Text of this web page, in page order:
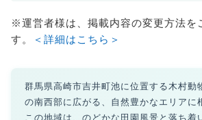
※運営者様は、掲載内容の変更方法を
す。
＜詳細はこちら＞
群馬県高崎市吉井町池に位置する木村動
の南西部に広がる、自然豊かなエリアに
この地域は、のどかな田園風景と落ち着